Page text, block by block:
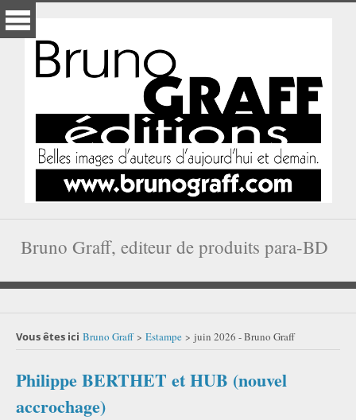
Bruno Graff, editeur de produits para-BD
Vous êtes ici Bruno Graff > Estampe > juin 2026 - Bruno Graff
Philippe BERTHET et HUB (nouvel
accrochage)